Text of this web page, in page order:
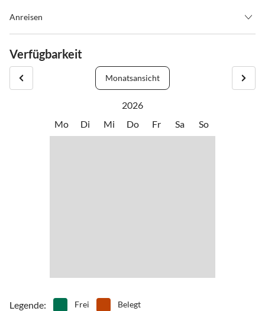
Anreisen
in Fügen nehmen Sie die 3. Abfahrt SÜD 1. Kreisverkehr rechts, 2.
Kreisverkehr links, nach ca. 200m rechts ein Restaurant, links
kleine Kapelle,
Verfügbarkeit
Monatsansicht
2026
Mo
Di Mi Do Fr Sa So
Legende: Frei Belegt